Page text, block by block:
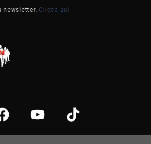
newsletter. Clicca qui